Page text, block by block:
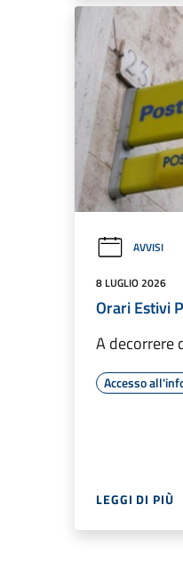
AVVISI
8 LUGLIO 2026
Orari Estivi
A decorrere
Accesso
LEGGI DI PIÙ